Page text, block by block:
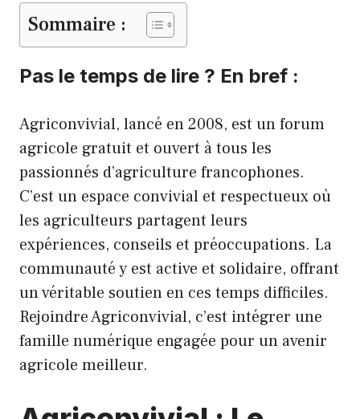
Sommaire :
Pas le temps de lire ? En bref :
Agriconvivial, lancé en 2008, est un forum
agricole gratuit et ouvert à tous les
passionnés d’agriculture francophones.
C’est un espace convivial et respectueux où
les agriculteurs partagent leurs
expériences, conseils et préoccupations. La
communauté y est active et solidaire, offrant
un véritable soutien en ces temps difficiles.
Rejoindre Agriconvivial, c’est intégrer une
famille numérique engagée pour un avenir
agricole meilleur.